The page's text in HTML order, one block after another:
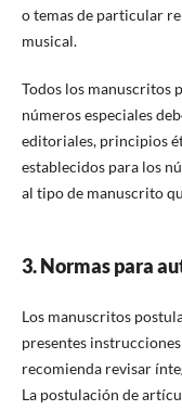
o temas de particular
musical.
Todos los manuscritos
números especiales
editoriales, principios
establecidos para los
al tipo de manuscrito
3. Normas para
Los manuscritos
presentes
recomienda revisar
La postulación de